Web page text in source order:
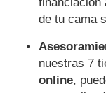
de tu cama
nuestras 7
online,